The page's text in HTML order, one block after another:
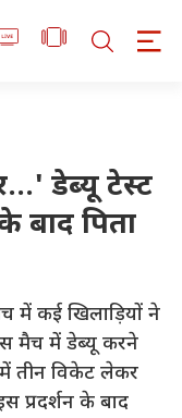
डेब्यू टेस्ट
बाद पिता
में कई खिलाड़ियों ने
मैच में डेब्यू करने
तीन विकेट लेकर
प्रदर्शन के बाद